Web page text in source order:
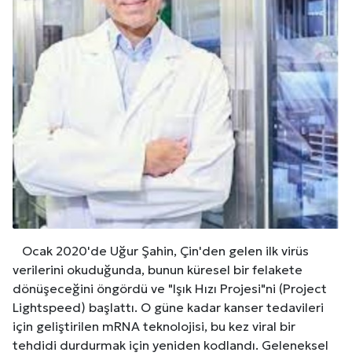
Ocak 2020'de Uğur Şahin, Çin'den gelen ilk virüs
verilerini okuduğunda, bunun küresel bir felakete
dönüşeceğini öngördü ve "Işık Hızı Projesi"ni (Project
Lightspeed) başlattı. O güne kadar kanser tedavileri
için geliştirilen mRNA teknolojisi, bu kez viral bir
tehdidi durdurmak için yeniden kodlandı. Geleneksel